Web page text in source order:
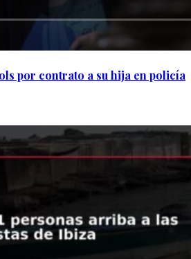
por contrato a su hija en policía